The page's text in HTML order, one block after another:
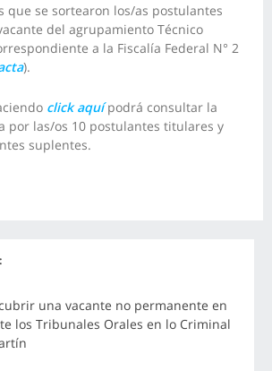
que se sortearon los/as postulantes
del agrupamiento Técnico
a la Fiscalía Federal N° 2
).
click aquí podrá consultar la
por las/os 10 postulantes titulares y
suplentes.
una vacante no permanente en
los Tribunales Orales en lo Criminal